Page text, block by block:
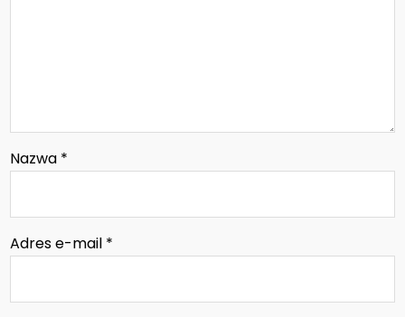
Nazwa *
Adres e-mail *